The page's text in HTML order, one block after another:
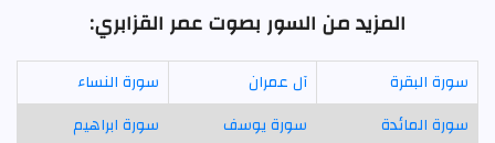
المزيد من السور بصوت عمر القزابري:
سورة البقرة آل عمران
سورة النساء
سورة المائدة
سورة يوسف
سورة ابراهيم